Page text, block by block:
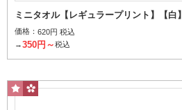
日常生活でよく使う定番サイズ
ミニタオル【レギュラープリント】【白】
価格： 620円 税込
→350円～税込